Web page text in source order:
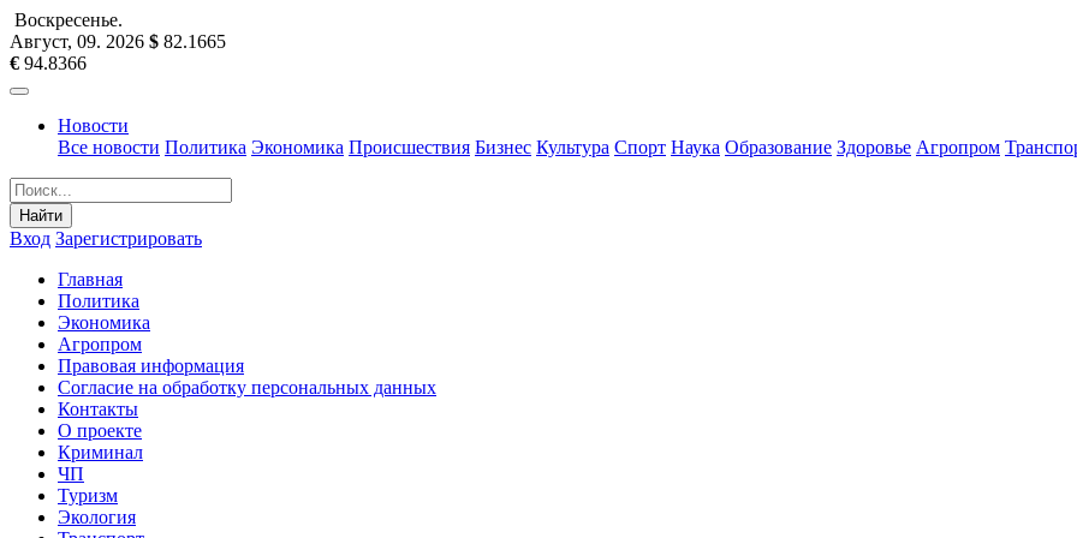
Воскресенье.
Август, 09. 2026 $ 82.1665
€ 94.8366
Новости
Все новости Политика Экономика Происшествия Бизнес Культура Спорт Наука Образование Здоровье Агропром
Найти
Вход Зарегистрировать
Главная
Политика
Экономика
Агропром
Правовая информация
Согласие на обработку персональных данных
Контакты
О проекте
Криминал
ЧП
Туризм
Экология